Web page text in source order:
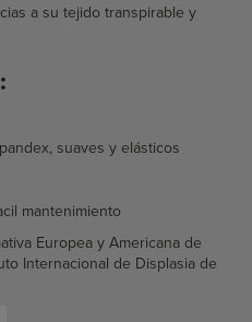
a su tejido transpirable y
suaves y elásticos
mantenimiento
Europea y Americana de
Internacional de Displasia de